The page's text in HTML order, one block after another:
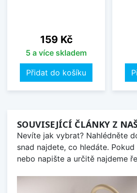
Cena
159 Kč
5 a více skladem
Přidat do košíku
SOUVISEJÍCÍ ČLÁNKY Z
Nevíte jak vybrat? Nahlédněte
snad najdete, co hledáte.
nebo napište a určitě najdeme